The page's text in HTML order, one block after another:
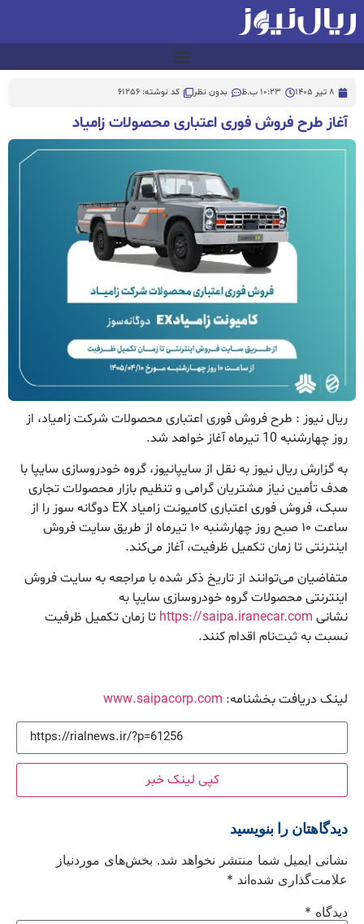
8 تیر 1405 10:23 ب.ظ بدون نظر کد نوشته: 61256
آغاز طرح ‌فروش فوری اعتباری محصولات زامیاد
ریال نیوز : طرح ‌فروش فوری اعتباری محصولات شرکت زامیاد، از
روز چهار‌شنبه 10 تیرماه آغاز خواهد شد.
به گزارش ریال نیوز به نقل از سایپانیوز، گروه خودروسازی سایپا با
هدف تأمین نیاز مشتریان گرامی و تنظیم بازار محصولات تجاری
سبک، ‌فروش فوری اعتباری کامیونت زامیاد EX دوگانه سوز را از
ساعت ۱۰ صبح روز چهارشنبه ۱۰ تیرماه از طریق سایت فروش
اینترنتی تا زمان تکمیل ظرفیت، آغاز می‌کند.
متفاضیان می‌توانند از تاریخ ذکر شده با مراجعه به سایت فروش
اینترنتی محصولات گروه خودروسازی سایپا به
نشانی https://saipa.iranecar.com تا زمان تکمیل ظرفیت
نسبت به ثبت‌نام اقدام کنند.
لینک دریافت بخشنامه: www.saipacorp.com
کپی لینک خبر
دیدگاهتان را بنویسید
نشانی ایمیل شما منتشر نخواهد شد. بخش‌های موردنیاز
علامت‌گذاری شده‌اند *
دیدگاه *